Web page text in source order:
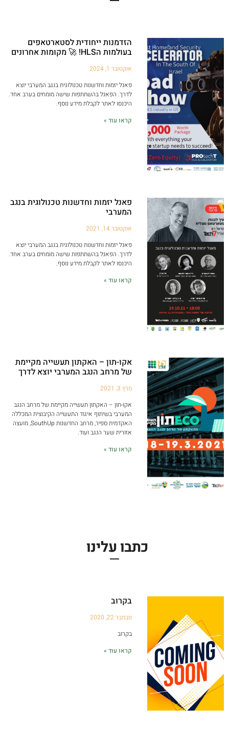
הזדמנות ייחודית לסטארטאפים
בעולמות הHLS! 🚀 מקומות אחרונים
אוקטובר 1, 2024
פאנל יזמות וחדשנות טכנולוגית בנגב המערבי יוצא
לדרך. הפאנל בהשתתפות שישה מומחים בערב אחד.
היכנסו לאתר לקבלת מידע נוסף.
קראו עוד »
פאנל יזמות וחדשנות טכנולוגית בנגב
המערבי
אוקטובר 14, 2021
פאנל יזמות וחדשנות טכנולוגית בנגב המערבי יוצא
לדרך. הפאנל בהשתתפות שישה מומחים בערב אחד.
היכנסו לאתר לקבלת מידע נוסף.
קראו עוד »
אקו-תון – האקתון תעשייה מקיימת
של מרחב הנגב המערבי יוצא לדרך
מרץ 3, 2021
אקו-תון – האקתון תעשייה מקיימת של מרחב הנגב
המערבי בשיתוף איגוד התעשייה הקיבוצית המכללה
האקדמית ספיר, מרחב החדשנות SouthUp, מועצה
אזורית שער הנגב ועוד.
קראו עוד »
כתבו עלינו
בקרוב
נובמבר 22, 2020
בקרוב
קראו עוד »